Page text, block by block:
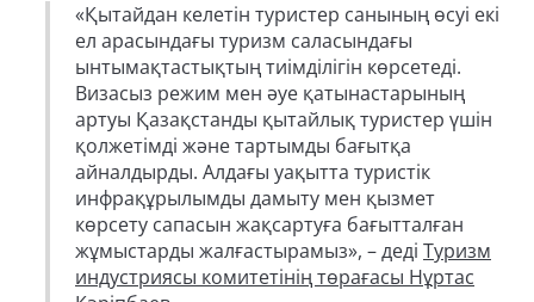
«Қытайдан келетін туристер санының өсуі екі
ел арасындағы туризм саласындағы
ынтымақтастықтың тиімділігін көрсетеді.
Визасыз режим мен әуе қатынастарының
артуы Қазақстанды қытайлық туристер үшін
қолжетімді және тартымды бағытқа
айналдырды. Алдағы уақытта туристік
инфрақұрылымды дамыту мен қызмет
көрсету сапасын жақсартуға бағытталған
жұмыстарды жалғастырамыз», – деді Туризм
индустриясы комитетінің төрағасы Нұртас